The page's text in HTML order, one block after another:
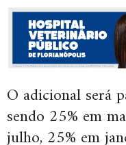
O adicional será
sendo 25% em
julho, 25% em